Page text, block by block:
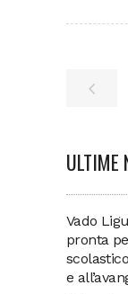
ULTIME
Vado
pronta
e